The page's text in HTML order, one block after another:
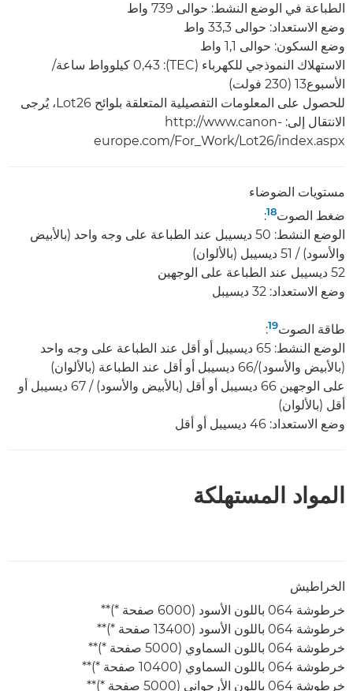
الطباعة في الوضع النشط: حوالى 739 واط
وضع الاستعداد: حوالى 33,3 واط
وضع السكون: حوالى 1,1 واط
الاستهلاك النموذجي للكهرباء (TEC):‏ 0,43 كيلوواط ساعة/
الأسبوع13 (230 فولت)
للحصول على المعلومات التفصيلية المتعلقة بلوائح Lot26، يُرجى
الانتقال إلى: http://www.canon-
europe.com/For_Work/Lot26/index.aspx
مستويات الضوضاء
ضغط الصوت18
:
الوضع النشط: 50 ديسيبل عند الطباعة على وجه واحد (بالأبيض
والأسود) / 51 ديسيبل (بالألوان)
52 ديسيبل عند الطباعة على الوجهين
وضع الاستعداد‏: 32 ديسيبل
طاقة الصوت19
:
الوضع النشط: 65 ديسيبل أو أقل عند الطباعة على وجه واحد
(بالأبيض والأسود)/66 ديسيبل أو أقل عند الطباعة (بالألوان)
على الوجهين 66 ديسيبل أو أقل (بالأبيض والأسود) / 67 ديسيبل أو
أقل (بالألوان)
وضع الاستعداد: 46 ديسيبل أو أقل
المواد المستهلكة
الخراطيش
خرطوشة 064 باللون الأسود (6000 صفحة *)**
خرطوشة 064 باللون الأسود (13400 صفحة *)**
خرطوشة 064 باللون السماوي (5000 صفحة *)**
خرطوشة 064 باللون السماوي (10400 صفحة *)**
خرطوشة 064 باللون الأرجواني (5000 صفحة *)**